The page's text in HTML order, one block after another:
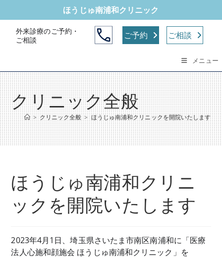
ス
キ
ッ
プ
ほうじゅ南浦和クリニック
外来診療のご予約・
ご相談
ご予約 ご相談
メニュー
クリニック全般
> クリニック全般 > ほうじゅ南浦和クリニックを開院いたします
ほうじゅ南浦和クリニ
ックを開院いたします
2023年4月1日、埼玉県さいたま市南区南浦和に「医療
法人心施和顔施会 ほうじゅ南浦和クリニック」を